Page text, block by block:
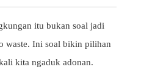
itu bukan soal jadi
waste. Ini soal bikin pilihan
kita ngaduk adonan.